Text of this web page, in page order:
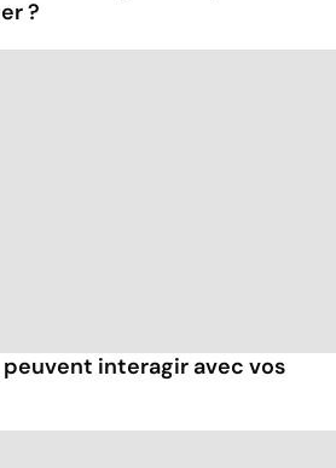
?
interagir avec vos